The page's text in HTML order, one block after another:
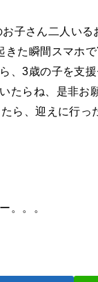
子さん二人い
た瞬間スマホ
、3歳の子を支
たらね、是非お
ら、迎えに行っ
。。。